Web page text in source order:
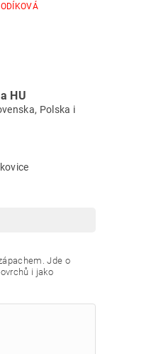
HU
Polska i
Jde o
i jako